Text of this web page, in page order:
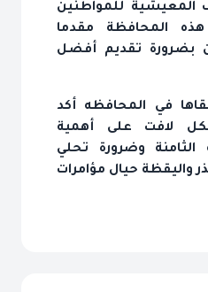
للمواطنين
المحافظة مقدما
بضرورة تقديم أفضل
وخلال‎ كلماته‎ التي‎‎ القاها في المحافظه‎ أكد